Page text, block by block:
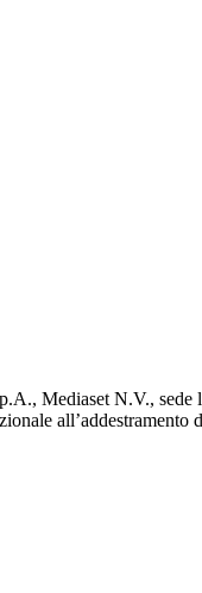
Mediaset N.V., sede
all’addestramento